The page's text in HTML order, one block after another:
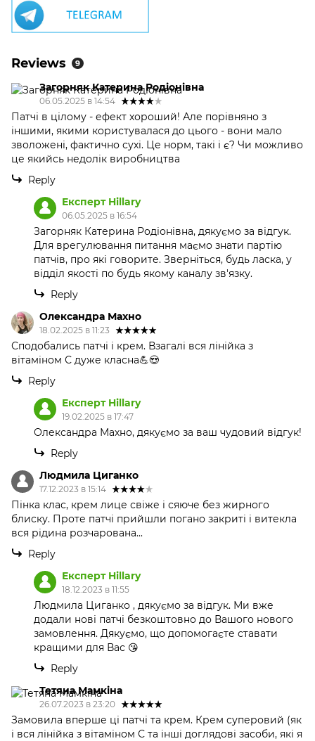
Reviews 9
Загорняк Катерина Родіонівна
06.05.2025 в 14:54
Патчі в цілому - ефект хороший! Але порівняно з
іншими, якими користувалася до цього - вони мало
зволожені, фактично сухі. Це норм, такі і є? Чи можливо
це якийсь недолік виробництва
Reply
Експерт Hillary
06.05.2025 в 16:54
Загорняк Катерина Родіонівна, дякуємо за відгук.
Для врегулювання питання маємо знати партію
патчів, про які говорите. Зверніться, будь ласка, у
відділ якості по будь якому каналу зв'язку.
Reply
Олександра Махно
18.02.2025 в 11:23
Сподобались патчі і крем. Взагалі вся лінійка з
вітаміном С дуже класна💪😍
Reply
Експерт Hillary
19.02.2025 в 17:47
Олександра Махно, дякуємо за ваш чудовий відгук!
Reply
Людмила Циганко
17.12.2023 в 15:14
Пінка клас, крем лице свіже і сяюче без жирного
блиску. Проте патчі прийшли погано закриті і витекла
вся рідина розчарована...
Reply
Експерт Hillary
18.12.2023 в 11:55
Людмила Циганко , дякуємо за відгук. Ми вже
додали нові патчі безкоштовно до Вашого нового
замовлення. Дякуємо, що допомогаєте ставати
кращими для Вас 😘
Reply
Тетяна Мамкіна
26.07.2023 в 23:20
Замовила вперше ці патчі та крем. Крем суперовий (як
і вся лінійка з вітаміном С та інші доглядові засоби, які я